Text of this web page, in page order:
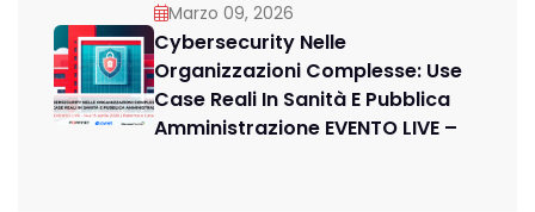
Marzo 09, 2026
Cybersecurity Nelle
Organizzazioni Complesse: Use
Case Reali In Sanità E Pubblica
Amministrazione EVENTO LIVE –